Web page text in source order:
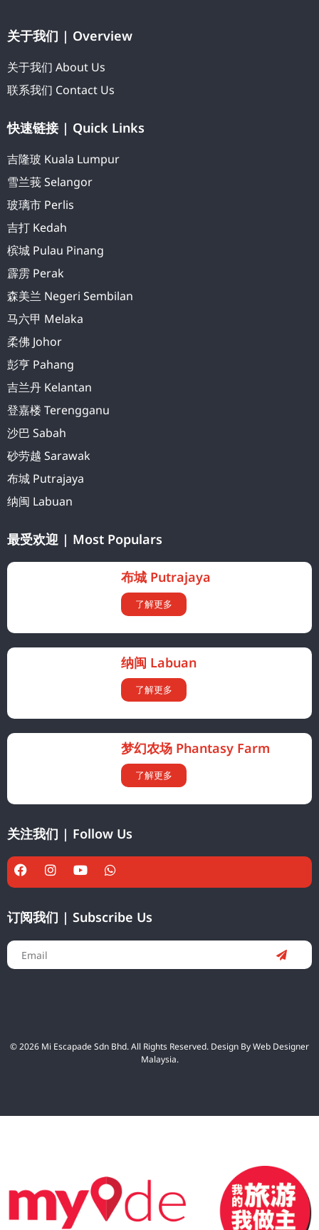
关于我们 | Overview
关于我们 About Us
联系我们 Contact Us
快速链接 | Quick Links
吉隆玻 Kuala Lumpur
雪兰莪 Selangor
玻璃市 Perlis
吉打 Kedah
槟城 Pulau Pinang
霹雳 Perak
森美兰 Negeri Sembilan
马六甲 Melaka
柔佛 Johor
彭亨 Pahang
吉兰丹 Kelantan
登嘉楼 Terengganu
沙巴 Sabah
砂劳越 Sarawak
布城 Putrajaya
纳闽 Labuan
最受欢迎 | Most Populars
布城 Putrajaya
了解更多
纳闽 Labuan
了解更多
梦幻农场 Phantasy Farm
了解更多
关注我们 | Follow Us
订阅我们 | Subscribe Us
© 2026 Mi Escapade Sdn Bhd. All Rights Reserved. Design ByWeb Designer
Malaysia.